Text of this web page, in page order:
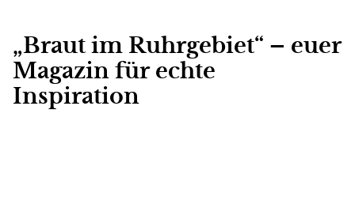
„Braut im Ruhrgebiet“ – euer
Magazin für echte
Inspiration